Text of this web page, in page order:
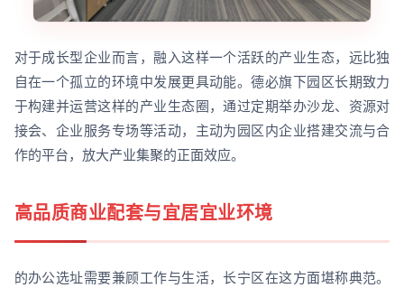
对于成长型企业而言，融入这样一个活跃的产业生态，远比独
自在一个孤立的环境中发展更具动能。德必旗下园区长期致力
于构建并运营这样的产业生态圈，通过定期举办沙龙、资源对
接会、企业服务专场等活动，主动为园区内企业搭建交流与合
作的平台，放大产业集聚的正面效应。
高品质商业配套与宜居宜业环境
的办公选址需要兼顾工作与生活，长宁区在这方面堪称典范。